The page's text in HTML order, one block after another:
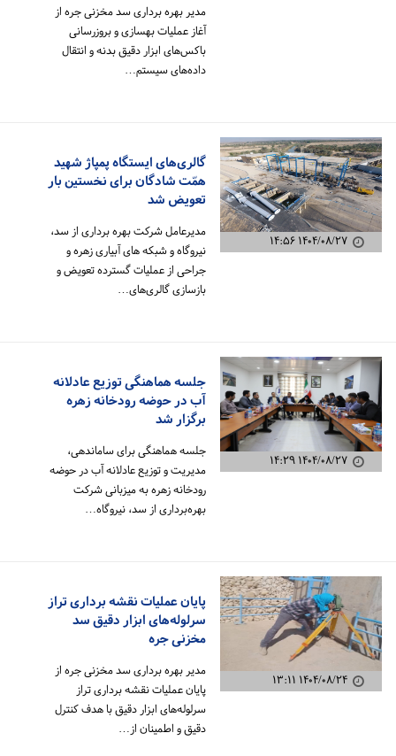
مدیر بهره برداری سد مخزنی جره از
آغاز عملیات بهسازی و بروزرسانی
باکس‌های ابزار دقیق بدنه و انتقال
داده‌های سیستم…
۱۴۰۴/۰۸/۲۷ ۱۴:۵۶
گالری‌های ایستگاه پمپاژ شهید
همّت شادگان برای نخستین بار
تعویض شد
مدیرعامل شرکت بهره برداری از سد،
نیروگاه و شبکه های آبیاری زهره و
جراحی از عملیات گسترده تعویض و
بازسازی گالری‌های…
۱۴۰۴/۰۸/۲۷ ۱۴:۲۹
جلسه هماهنگی توزیع عادلانه
آب در حوضه رودخانه زهره
برگزار شد
جلسه هماهنگی برای ساماندهی،
مدیریت و توزیع عادلانه آب در حوضه
رودخانه زهره به میزبانی شرکت
بهره‌برداری از سد، نیروگاه…
۱۴۰۴/۰۸/۲۴ ۱۳:۱۱
پایان عملیات نقشه برداری تراز
سرلوله‌های ابزار دقیق سد
مخزنی جره
مدیر بهره برداری سد مخزنی جره از
پایان عملیات نقشه برداری تراز
سرلوله‌های ابزار دقیق با هدف کنترل
دقیق و اطمینان از…